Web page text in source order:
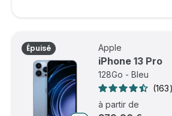
Épuisé Apple
iPhone 13 Pro
128Go - Bleu
163
à partir de